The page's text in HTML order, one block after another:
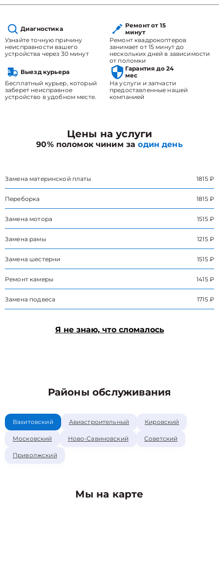
Диагностика
Узнайте точную причину
неисправности вашего
устройства через 30 минут
Ремонт от 15
минут
Ремонт квадрокоптеров
занимает от 15 минут до
нескольких дней в зависимости
от поломки
Выезд курьера
Бесплатный курьер, который
заберет неисправное
устройство в удобном месте.
Гарантия до 24
мес
На услуги и запчасти
предоставленные нашей
компанией
Цены на услуги
90% поломок чиним заодин день
Замена материнской платы 1815 ₽
Переборка 1815 ₽
Замена мотора 1515 ₽
Замена рамы 1215 ₽
Замена шестерни 1515 ₽
Ремонт камеры 1415 ₽
Замена подвеса 1715 ₽
Я не знаю, что сломалось
Районы обслуживания
Вахитовский Авиастроительный Кировский
Московский Ново-Савиновский Советский
Приволжский
Мы на карте